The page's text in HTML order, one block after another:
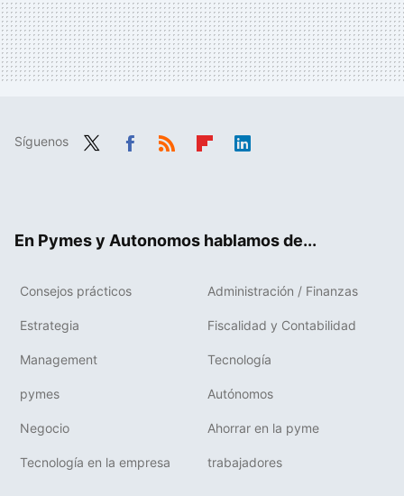
Síguenos
En Pymes y Autonomos hablamos de...
Consejos prácticos Administración / Finanzas
Estrategia Fiscalidad y Contabilidad
Management Tecnología
pymes Autónomos
Negocio Ahorrar en la pyme
Tecnología en la empresa trabajadores